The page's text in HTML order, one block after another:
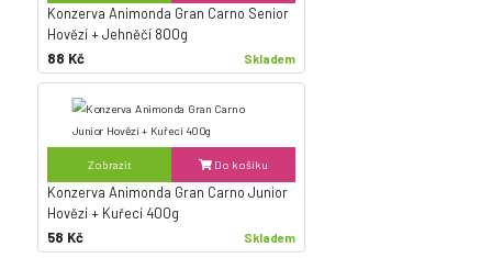
Konzerva Animonda Gran Carno Senior
Hovězí + Jehněčí 800g
88 Kč
Skladem
Zobrazit Do košíku
Konzerva Animonda Gran Carno Junior
Hovězí + Kuřecí 400g
58 Kč
Skladem